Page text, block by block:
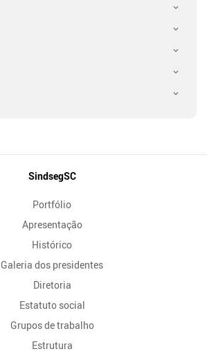
SindsegSC
Portfólio
Apresentação
Histórico
Galeria dos presidentes
Diretoria
Estatuto social
Grupos de trabalho
Estrutura